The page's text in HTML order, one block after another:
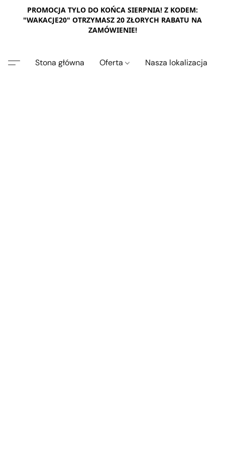
PROMOCJA TYLO DO KOŃCA SIERPNIA! Z KODEM:
"WAKACJE20" OTRZYMASZ 20 ZŁORYCH RABATU NA
ZAMÓWIENIE!
Stona główna Oferta Nasza lokalizacja